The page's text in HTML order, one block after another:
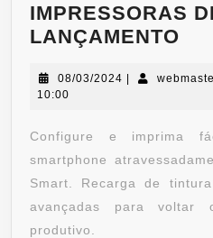
IMPRESSORAS
LANÇAMENTO
08/03/2024 |
10:00
Configure e imprima
smartphone
Smart. Recarga de
avançadas para voltar
produtivo.